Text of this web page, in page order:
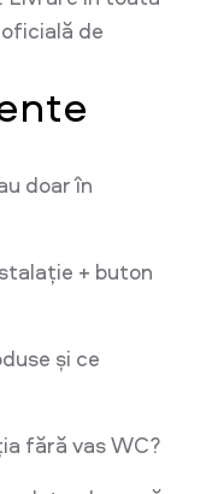
de
doar în
+ buton
și ce
fără vas WC?